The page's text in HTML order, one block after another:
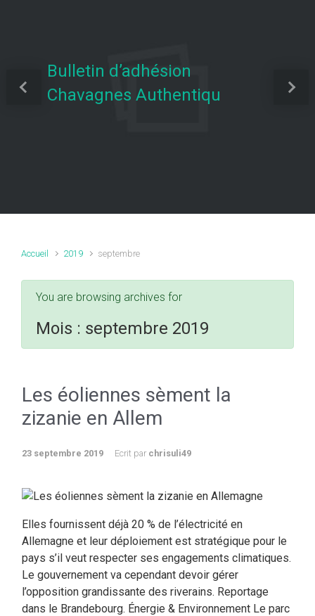
Bulletin d’adhésion
Chavagnes Authentiqu
Previous Next
Accueil 2019 septembre
You are browsing archives for
Mois : septembre 2019
Les éoliennes sèment la
zizanie en Allem
23 septembre 2019 Ecrit par chrisuli49
Elles fournissent déjà 20 % de l’électricité en
Allemagne et leur déploiement est stratégique pour le
pays s’il veut respecter ses engagements climatiques.
Le gouvernement va cependant devoir gérer
l’opposition grandissante des riverains. Reportage
dans le Brandebourg. Énergie & Environnement Le parc